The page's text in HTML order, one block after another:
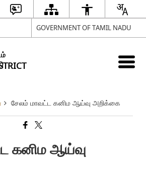
GOVERNMENT OF TAMIL NADU
சேலம் மாவட்ட கனிம ஆய்வு அறிக்கை
கனிம ஆய்வு